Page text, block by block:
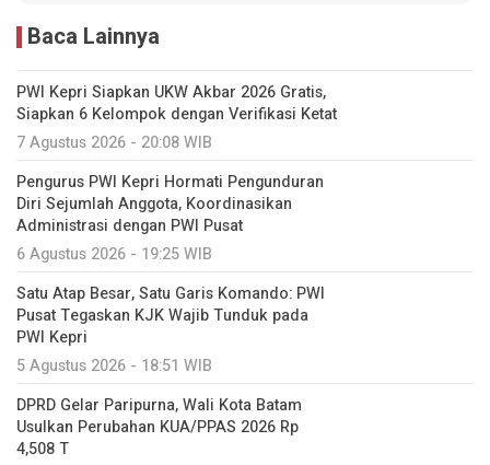
Baca Lainnya
PWI Kepri Siapkan UKW Akbar 2026 Gratis,
Siapkan 6 Kelompok dengan Verifikasi Ketat
7 Agustus 2026 - 20:08 WIB
Pengurus PWI Kepri Hormati Pengunduran
Diri Sejumlah Anggota, Koordinasikan
Administrasi dengan PWI Pusat
6 Agustus 2026 - 19:25 WIB
Satu Atap Besar, Satu Garis Komando: PWI
Pusat Tegaskan KJK Wajib Tunduk pada
PWI Kepri
5 Agustus 2026 - 18:51 WIB
DPRD Gelar Paripurna, Wali Kota Batam
Usulkan Perubahan KUA/PPAS 2026 Rp
4,508 T